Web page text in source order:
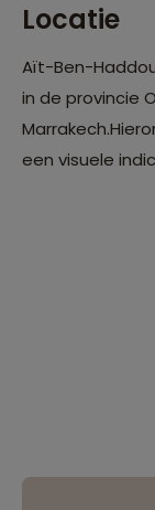
Locatie
Aït-Ben-
in de provincie
een visuele